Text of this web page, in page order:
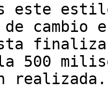
este
cambio
500
realizada.